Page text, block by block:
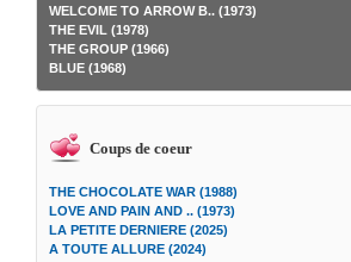
WELCOME TO ARROW B.. (1973)
THE EVIL (1978)
THE GROUP (1966)
BLUE (1968)
Coups de coeur
THE CHOCOLATE WAR (1988)
LOVE AND PAIN AND .. (1973)
LA PETITE DERNIERE (2025)
A TOUTE ALLURE (2024)